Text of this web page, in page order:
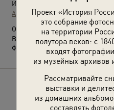
Проект «История
это собрание
на территории
полутора веков: с
входят
из музейных архивов
Рассматривайте
выставки и
из домашних
составлять
Источники:
Архив Владимира Вяткина
О фотографии:
Выставка«Добрые руки
фотографией.
Расскажите